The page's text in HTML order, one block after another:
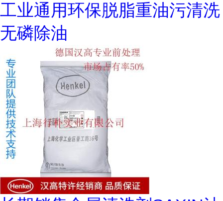
工业通用环保脱脂重油污清洗
无磷除油